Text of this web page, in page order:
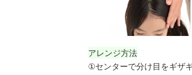
アレンジ方法
①センターで分け目をギザ